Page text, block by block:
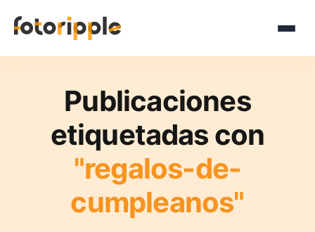
Publicaciones
etiquetadas con
"regalos-de-
cumpleanos"